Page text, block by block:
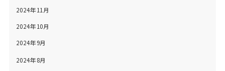
2024年11月
2024年10月
2024年9月
2024年8月